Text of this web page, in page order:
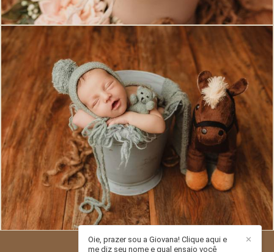
572
✕
Oie, prazer sou a Giovana! Clique aqui e
me diz seu nome e qual ensaio você